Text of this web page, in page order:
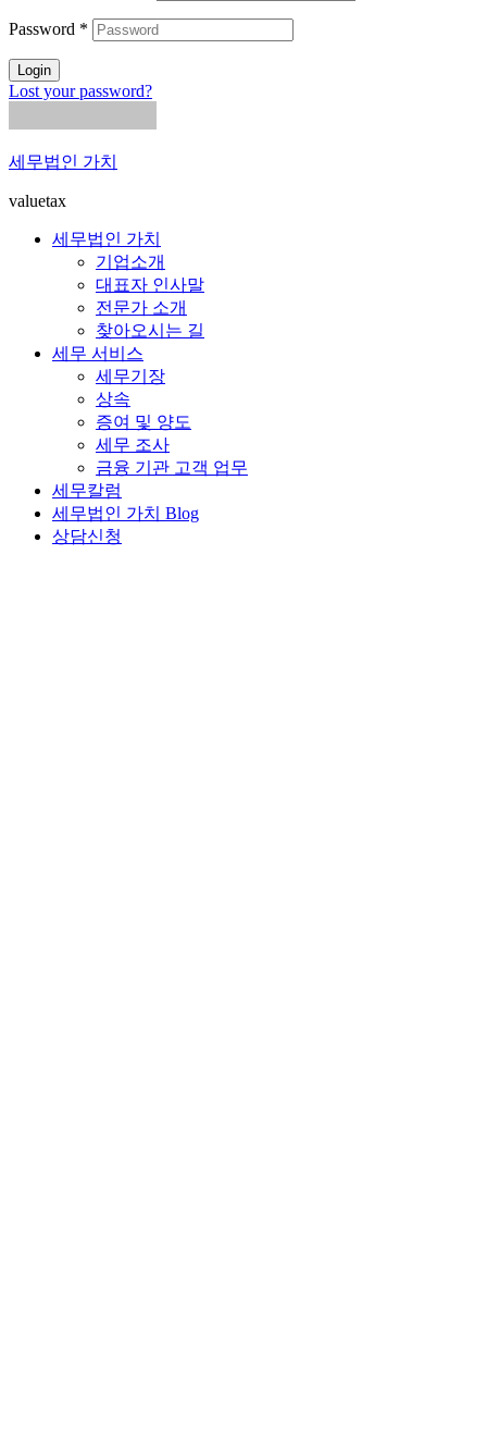
Password *
Login
Lost your password?
세무법인 가치
valuetax
세무법인 가치
기업소개
대표자 인사말
전문가 소개
찾아오시는 길
세무 서비스
세무기장
상속
증여 및 양도
세무 조사
금융 기관 고객 업무
세무칼럼
세무법인 가치 Blog
상담신청